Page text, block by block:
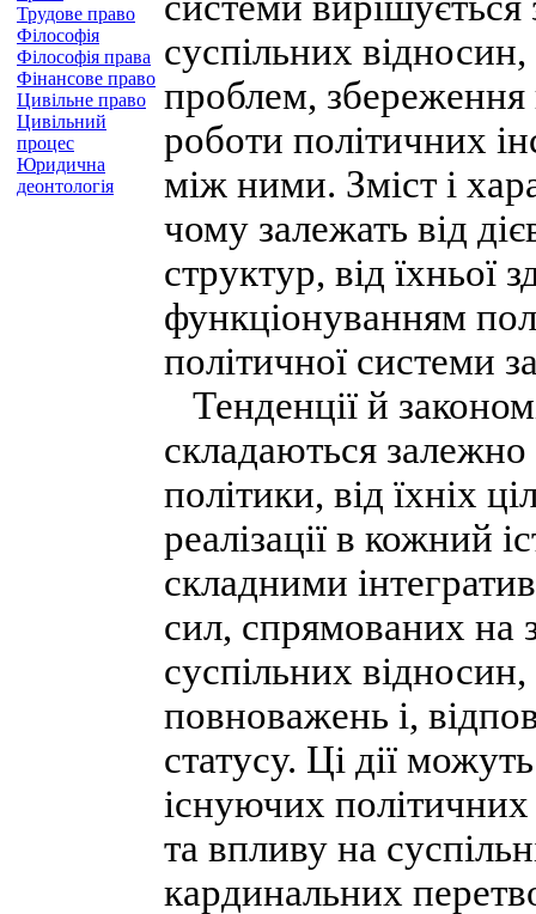
Трудове право
Філософія
Філософія права
Фінансове право
Цивільне право
Цивільний
процес
Юридична
деонтологія
суспільних
проблем, збереження
роботи політичних
між ними. Зміст і
чому залежать від
структур, від їхньої
функціонуванням
політичної системи
Тенденції й
складаються залежно
політики, від їхніх
реалізації в кожний
складними
сил, спрямованих на
суспільних
повноважень і,
статусу. Ці дії
існуючих
та впливу на
кардинальних